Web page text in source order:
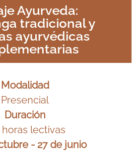
Ayurveda:
tradicional y
ayurvédicas
Modalidad
Presencial
Duración
horas lectivas
- 27 de junio